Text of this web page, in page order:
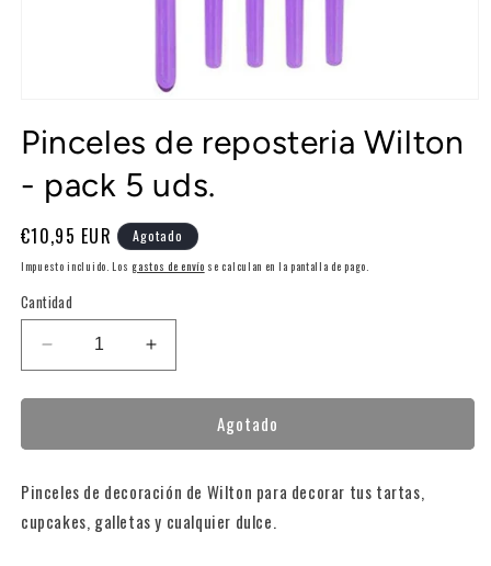
multimedia
1
una
ventana
Pinceles de reposteria Wilton
- pack 5 uds.
Precio
habitual
€10,95 EUR Agotado
Impuesto incluido. Los gastos de envío se calculan en la pantalla de pago.
Cantidad
Reducir
cantidad
para
de
Wilton
-
Aumentar
cantidad
para
Pinceles
de
Wilton
-
pack
Agotado
Pinceles de decoración de Wilton para decorar tus tartas,
cupcakes, galletas y cualquier dulce.